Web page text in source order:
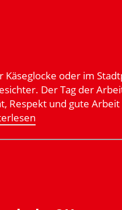
Käseglocke oder im
Der Tag der
Respekt und gute